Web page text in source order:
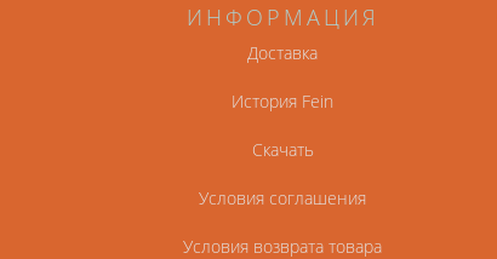
ИНФОРМАЦИЯ
Доставка
История Fein
Скачать
Условия соглашения
Условия возврата товара